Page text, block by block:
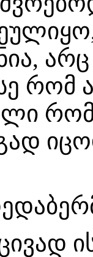
რომ